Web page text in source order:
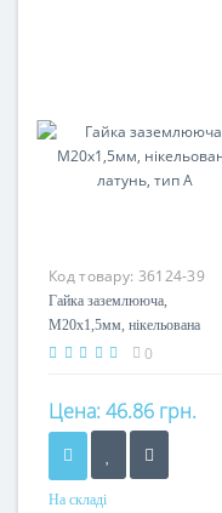
Код товару: 36124-39
Гайка заземлююча,
M20x1,5мм, нікельована
латунь, тип А
0
Цена:46.86 грн.
На складі